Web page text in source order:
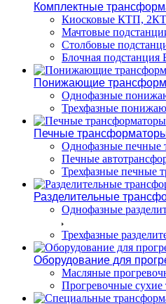
Комплектные
Киосковые КТП,
Мачтовые
Столбовые
Блочная
Понижающие
Однофазные
Трехфазные
Печные
Однофазные печные
Печные
Трехфазные печные
Разделительные
Однофазные
Трехфазные
Оборудование для
Масляные
Прогревочные